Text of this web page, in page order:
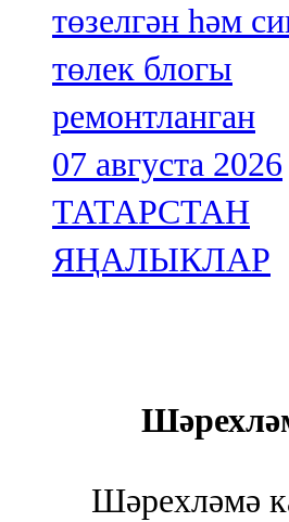
төзелгән һәм
төлек блогы
ремонтланган
07 августа 2026
ТАТАРСТАН
ЯҢАЛЫКЛАР
Шәрехләмә